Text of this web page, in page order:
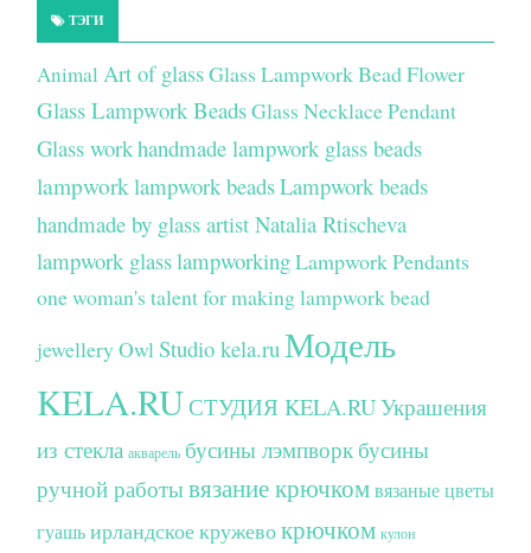
ТЭГИ
Animal Art of glassGlass Lampwork Bead Flower
Glass Lampwork BeadsGlass Necklace Pendant
Glass workhandmade lampwork glass beads
lampwork lampwork beadsLampwork beads
handmade by glass artist Natalia Rtischeva
lampwork glasslampworkingLampwork Pendants
one woman's talent for making lampwork bead
jewelleryOwl Studio kela.ru Модель
KELA.RUСТУДИЯ KELA.RUУкрашения
из стекла акварель бусины лэмпворк бусины
ручной работывязание крючкомвязаные цветы
гуашьирландское кружевокрючком кулон